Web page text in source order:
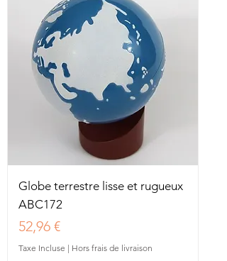
Globe terrestre lisse et rugueux
ABC172
Prix
52,96 €
Taxe Incluse | Hors frais de livraison